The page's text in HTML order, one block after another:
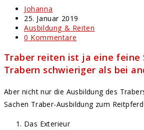
Beitrags-
Autor:
Johanna
Beitrag
veröffentlicht:
25. Januar 2019
Beitrags-
Kategorie:
Ausbildung & Reiten
Beitrags-
0 Kommentare
Traber reiten ist ja eine feine
Trabern schwieriger als bei
Aber nicht nur die Ausbildung des
Sachen Traber-Ausbildung zum
Das Exterieur